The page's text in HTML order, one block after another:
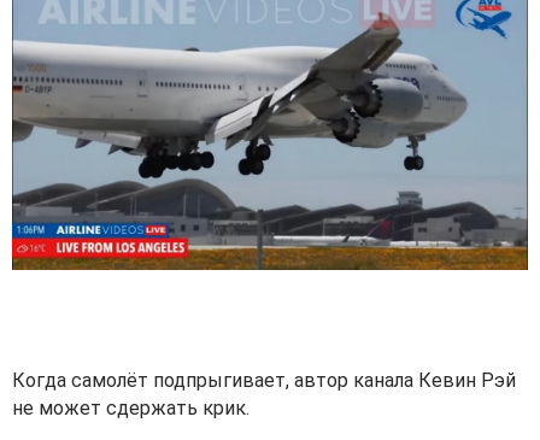
Когда самолёт подпрыгивает, автор канала Кевин Рэй
не может сдержать крик.